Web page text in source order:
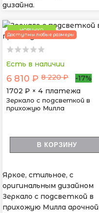
дизайна.
НОВИНКА
Доступны любые размеры
Есть в наличии
6 810 ₽ 8 220 ₽
-17%
1702 ₽ × 4 платежа
Зеркало с подсветкой в
прихожую Милла
В КОРЗИНУ
Яркое, стильное, с
оригинальным дизайном
Зеркало с подсветкой в
прихожую Милла арочной